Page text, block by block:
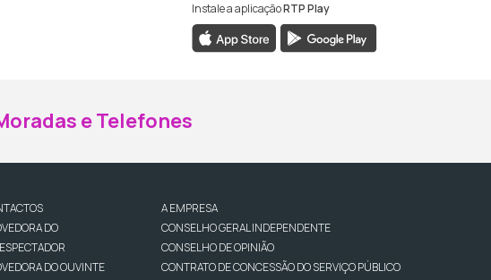
ao Facebook da RTP Madeira
ao Instagram da RTP Madeira
Instale a aplicaçãoRTP Play
e Telefones
DO
DO OUVINTE
A EMPRESA
CONSELHO GERAL INDEPENDENTE
CONSELHO DE OPINIÃO
CONTRATO DE CONCESSÃO DO SERVIÇO PÚBLICO